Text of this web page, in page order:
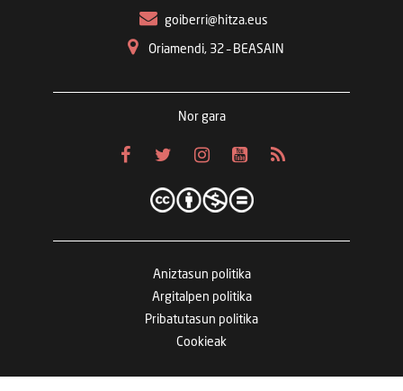
goiberri@hitza.eus
Oriamendi, 32 – BEASAIN
Nor gara
Aniztasun politika
Argitalpen politika
Pribatutasun politika
Cookieak